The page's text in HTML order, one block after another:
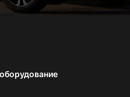
оборудование